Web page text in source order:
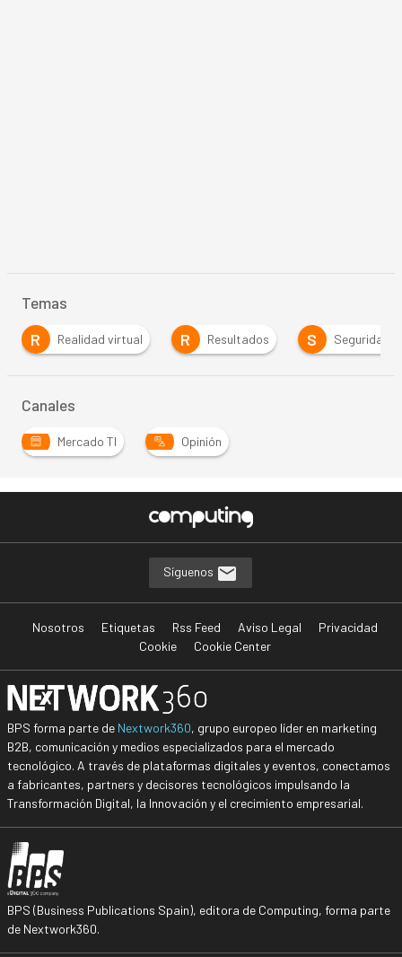
Temas
R
Realidad virtual R Resultados S Seguridad
Canales
Mercado TI Opinión
Síguenos
Nosotros Etiquetas Rss Feed Aviso Legal
Privacidad
Cookie
Cookie Center
BPS forma parte de Nextwork360, grupo europeo líder en marketing
B2B, comunicación y medios especializados para el mercado
tecnológico. A través de plataformas digitales y eventos, conectamos
a fabricantes, partners y decisores tecnológicos impulsando la
Transformación Digital, la Innovación y el crecimiento empresarial.
BPS (Business Publications Spain), editora de Computing, forma parte
de Nextwork360.